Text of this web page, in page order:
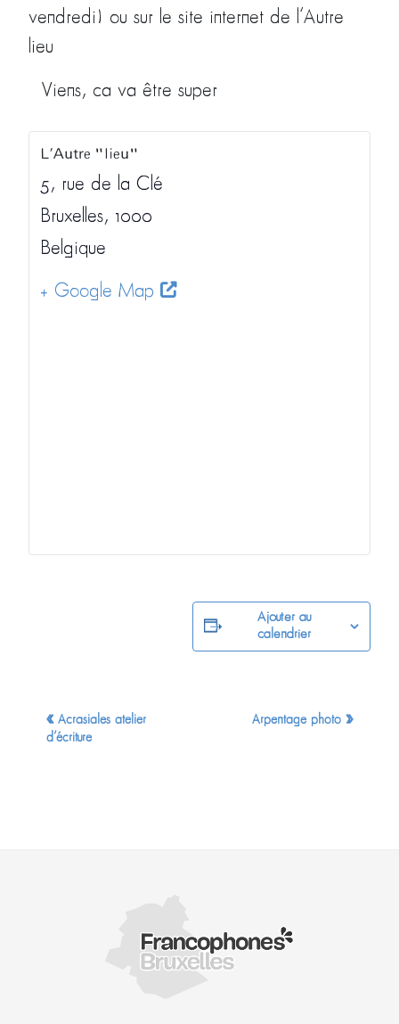
vendredi) ou sur le site internet de l’Autre
lieu
Viens, ca va être super
L’Autre "lieu"
5, rue de la Clé
Bruxelles, 1000
Belgique
+ Google Map
Ajouter au
calendrier
Navigation
Évènement
«Acrasiales atelier
d’écriture
Arpentage photo »